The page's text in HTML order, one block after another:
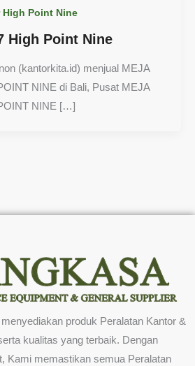
High Point Nine
High Point Nine
(kantorkita.id) menjual MEJA
NINE di Bali, Pusat MEJA
NINE […]
menyediakan produk Peralatan Kantor &
kualitas yang terbaik. Dengan
Kami memastikan semua Peralatan